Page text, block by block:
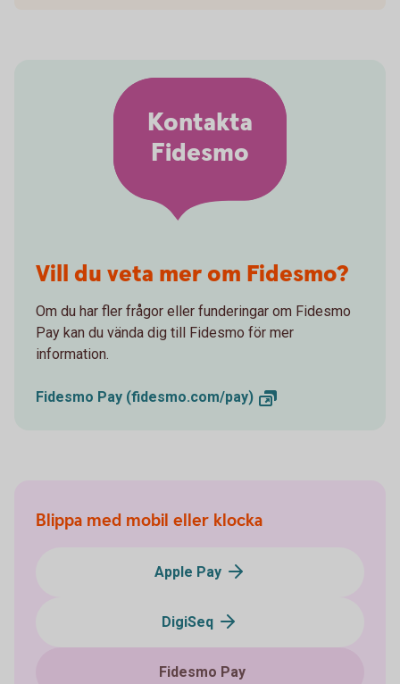
Kontakta
Fidesmo
Vill du veta mer om Fidesmo?
Om du har fler frågor eller funderingar om Fidesmo
Pay kan du vända dig till Fidesmo för mer
information.
Fidesmo Pay (fidesmo.com/pay)
Blippa med mobil eller klocka
Apple Pay
DigiSeq
Fidesmo Pay